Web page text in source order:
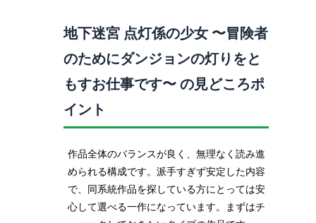
地下迷宮 点灯係の少女 〜冒険者
のためにダンジョンの灯りをと
もすお仕事です〜 の見どころポ
イント
作品全体のバランスが良く、無理なく読み進
められる構成です。派手すぎず安定した内容
で、同系統作品を探している方にとっては安
心して選べる一作になっています。まずはチ